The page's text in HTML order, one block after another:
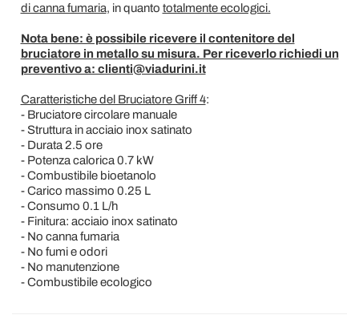
di canna fumaria, in quanto totalmente ecologici.
Nota bene: è possibile ricevere il contenitore del
bruciatore in metallo su misura. Per riceverlo richiedi un
preventivo a: clienti@viadurini.it
Caratteristiche del Bruciatore Griff 4:
- Bruciatore circolare manuale
- Struttura in acciaio inox satinato
- Durata 2.5 ore
- Potenza calorica 0.7 kW
- Combustibile bioetanolo
- Carico massimo 0.25 L
- Consumo 0.1 L/h
- Finitura: acciaio inox satinato
- No canna fumaria
- No fumi e odori
- No manutenzione
- Combustibile ecologico